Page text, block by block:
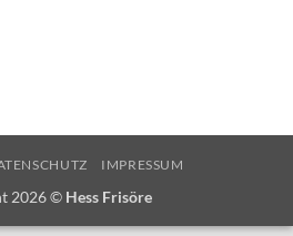
IMPRESSUM
2026 © Hess Frisöre